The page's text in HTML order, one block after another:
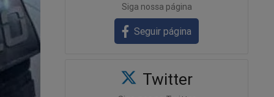
Siga nossa página
Seguir página
Twitter